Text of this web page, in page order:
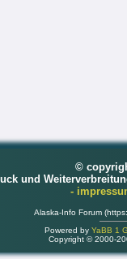
©
und
-
Alaska-Info Forum
Powered by YaBB 1
Copyright © 2000-